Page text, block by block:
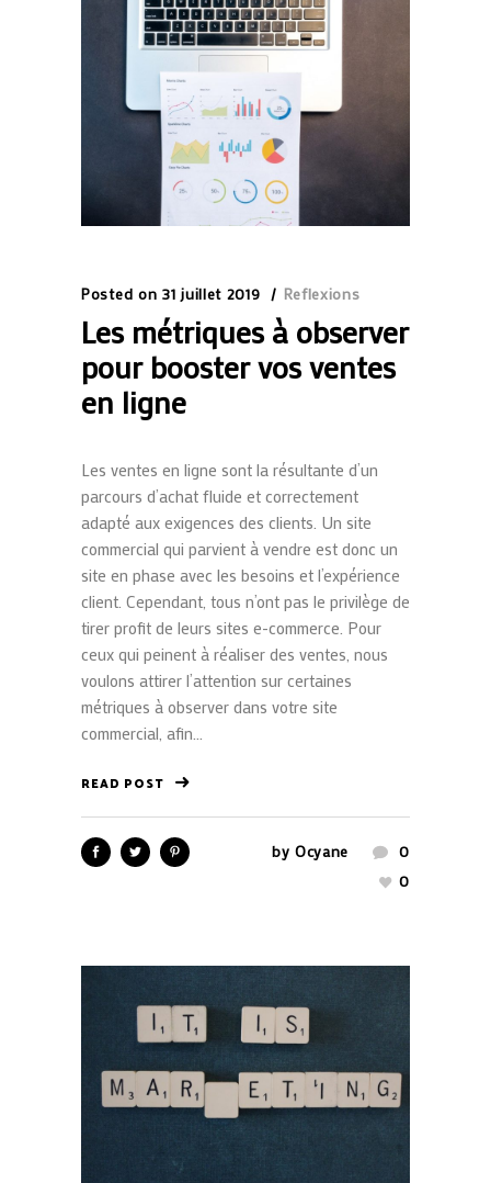
Posted on 31 juillet 2019 Reflexions
Les métriques à observer
pour booster vos ventes
en ligne
Les ventes en ligne sont la résultante d’un
parcours d’achat fluide et correctement
adapté aux exigences des clients. Un site
commercial qui parvient à vendre est donc un
site en phase avec les besoins et l’expérience
client. Cependant, tous n’ont pas le privilège de
tirer profit de leurs sites e-commerce. Pour
ceux qui peinent à réaliser des ventes, nous
voulons attirer l’attention sur certaines
métriques à observer dans votre site
commercial, afin...
READ POST
by Ocyane
0
0